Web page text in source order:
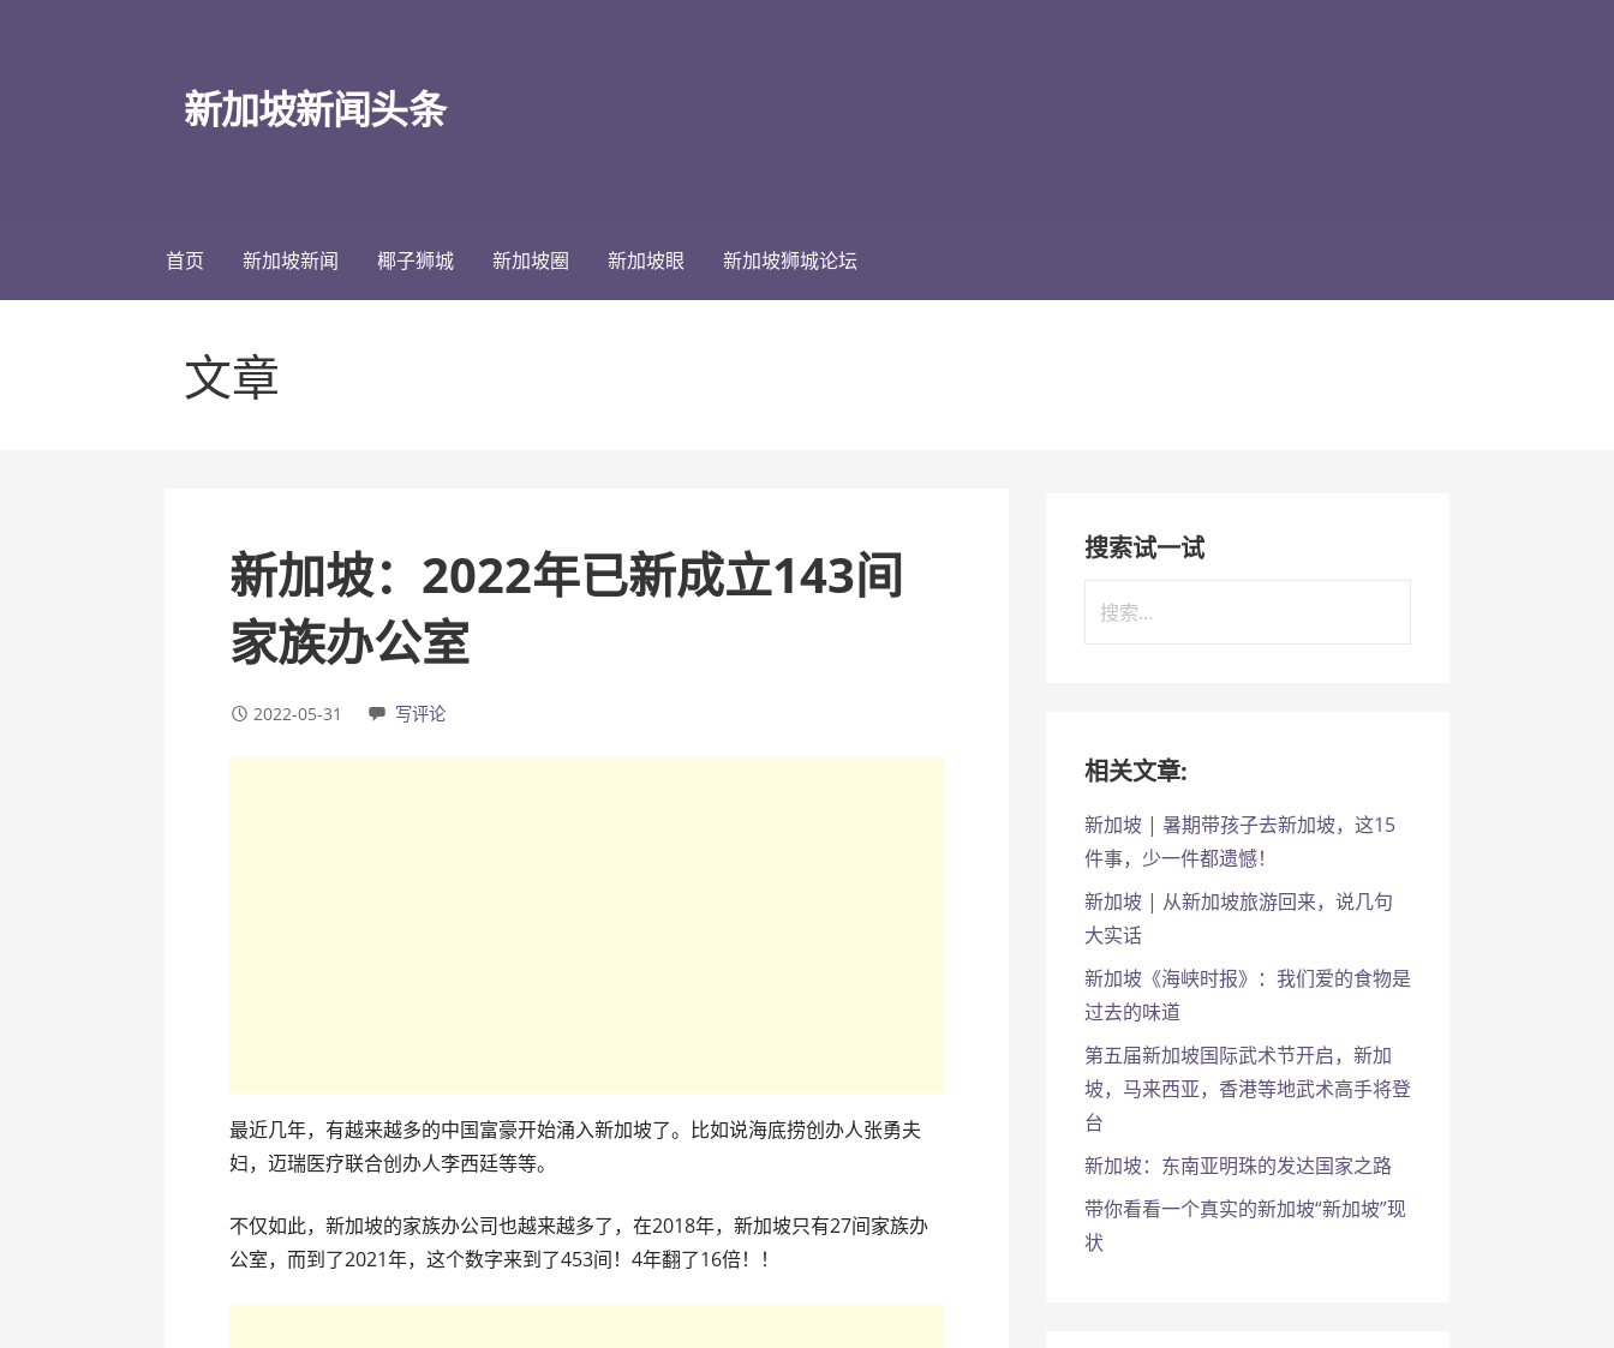
新加坡新闻头条
首页 新加坡新闻 椰子狮城 新加坡圈 新加坡眼 新加坡狮城论坛
文章
新加坡：2022年已新成立143间
家族办公室
2022-05-31 写评论
最近几年，有越来越多的中国富豪开始涌入新加坡了。比如说海底捞创办人张勇夫
妇，迈瑞医疗联合创办人李西廷等等。
不仅如此，新加坡的家族办公司也越来越多了，在2018年，新加坡只有27间家族办
公室，而到了2021年，这个数字来到了453间！4年翻了16倍！！
搜索试一试
索
相关文章:
新加坡 | 暑期带孩子去新加坡，这15
件事，少一件都遗憾！
新加坡 | 从新加坡旅游回来，说几句
大实话
新加坡《海峡时报》：我们爱的食物是
过去的味道
第五届新加坡国际武术节开启，新加
坡，马来西亚，香港等地武术高手将登
台
新加坡：东南亚明珠的发达国家之路
带你看看一个真实的新加坡“新加坡”现
状